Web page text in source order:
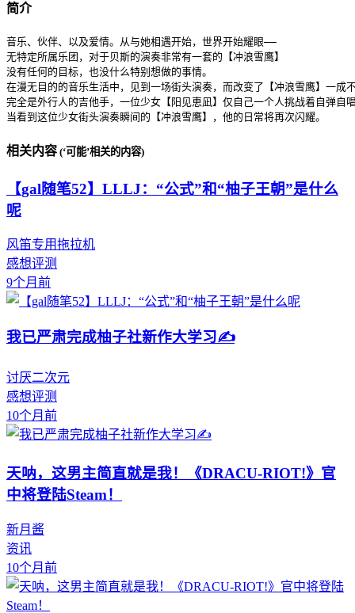
简介
音乐、伙伴、以及爱情。从与她相遇开始，世界开始耀眼――
无特定所属乐团，对于贝斯的演奏非常有一套的【冲浪雪鹰】
没有任何的目标，也没什么特别想做的事情。
在漫无目的的音乐生活中，见到一场街头演奏，而改变了【冲浪雪鹰】一成
完全是外行人的吉他手，一位少女【阳见恵凪】仅自己一个人挑战着自弹自
当看到这位少女街头演奏瞬间的【冲浪雪鹰】，他的日常将再次闪耀。
相关内容 (‘可能’相关的内容)
【gal随笔52】LLLJ：“公式”和“柚子王朝”是什么
呢
风笛专用拖拉机
感想评测
9个月前
我已严肃完成柚子社新作大学习✍
讨厌二次元
感想评测
10个月前
天呐，这男主简直就是我！《DRACU-RIOT!》官
中将登陆Steam！
新月酱
资讯
10个月前